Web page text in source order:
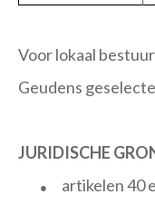
Voor lokaal
Geudens
JURIDISCHE
●
artikelen 40